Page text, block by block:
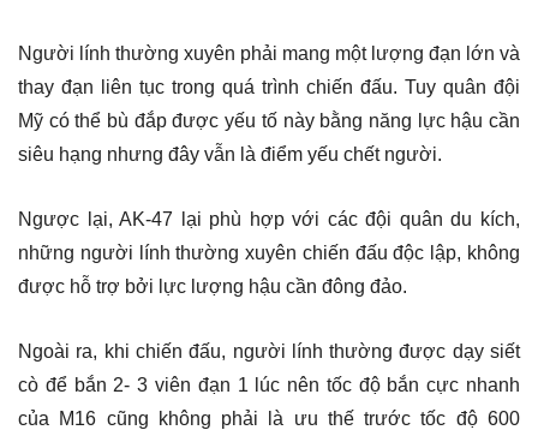
Người lính thường xuyên phải mang một lượng đạn lớn và
thay đạn liên tục trong quá trình chiến đấu. Tuy quân đội
Mỹ có thể bù đắp được yếu tố này bằng năng lực hậu cần
siêu hạng nhưng đây vẫn là điểm yếu chết người.
Ngược lại, AK-47 lại phù hợp với các đội quân du kích,
những người lính thường xuyên chiến đấu độc lập, không
được hỗ trợ bởi lực lượng hậu cần đông đảo.
Ngoài ra, khi chiến đấu, người lính thường được dạy siết
cò để bắn 2- 3 viên đạn 1 lúc nên tốc độ bắn cực nhanh
của M16 cũng không phải là ưu thế trước tốc độ 600